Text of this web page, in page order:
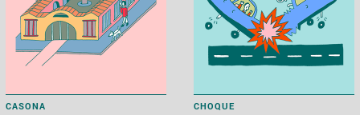
CASONA CHOQUE